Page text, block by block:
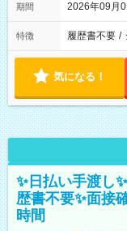
期間 2026年09月
特徴 履歴書不要 /
気になる！
✨日払い手渡し
歴書不要✨面接
時間